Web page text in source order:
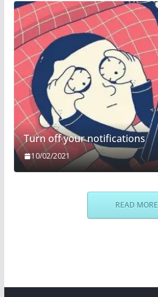
Turn off your notifications
10/02/2021
READ MORE